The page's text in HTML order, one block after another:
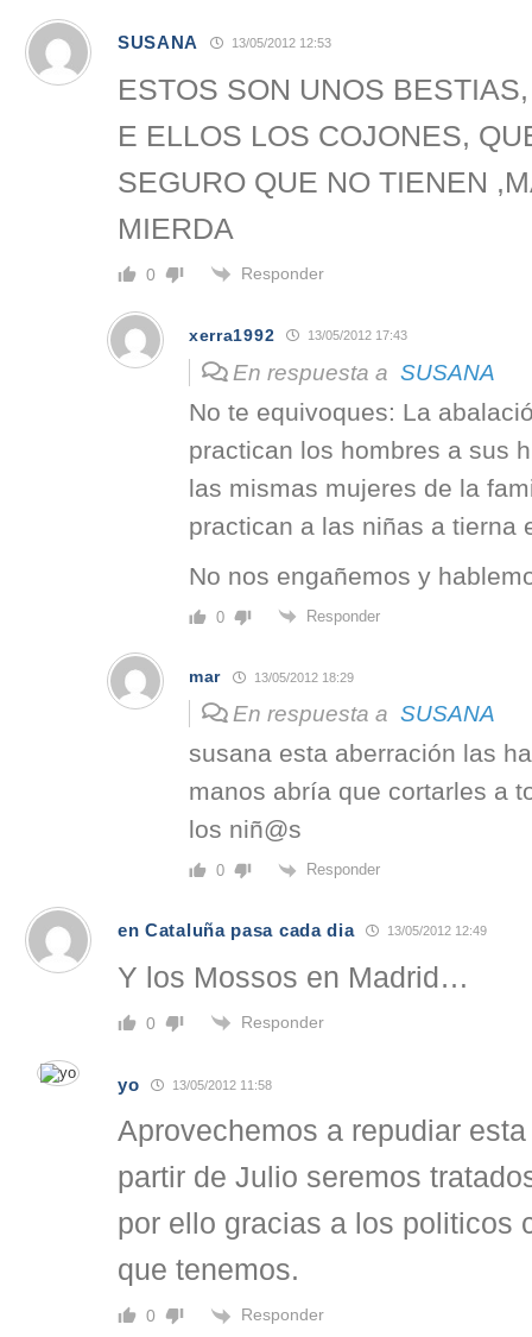
SUSANA 13/05/2012 12:53
ESTOS SON UNOS
E ELLOS LOS COJONES,
SEGURO QUE NO TIENEN
MIERDA
0 Responder
xerra1992 13/05/2012 17:43
En respuesta a SUSANA
No te equivoques: La
practican los hombres a sus
las mismas mujeres de la
practican a las niñas a tierna
No nos engañemos y
0 Responder
mar 13/05/2012 18:29
En respuesta a SUSANA
susana esta aberración las
manos abría que cortarles a
los niñ@s
0 Responder
en Cataluña pasa cada dia 13/05/2012 12:49
Y los Mossos en Madrid…
0 Responder
yo 13/05/2012 11:58
Aprovechemos a repudiar
partir de Julio seremos
por ello gracias a los politicos
que tenemos.
0 Responder